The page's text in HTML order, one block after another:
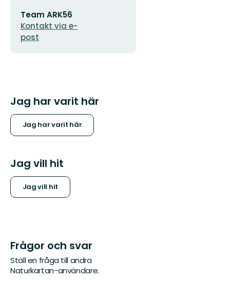
postadress
Team ARK56
Kontakt via e-
post
Jag har varit här
Jag har varit här
Jag vill hit
Jag vill hit
Frågor och svar
Ställ en fråga till andra
Naturkartan-användare.